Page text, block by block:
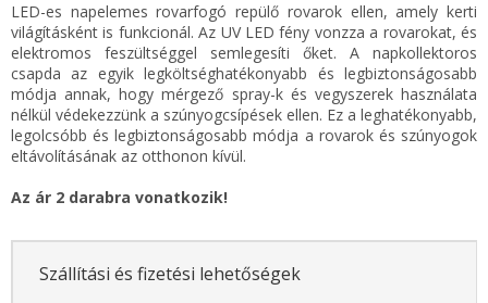
LED-es napelemes rovarfogó repülő rovarok ellen, amely kerti
világításként is funkcionál. Az UV LED fény vonzza a rovarokat, és
elektromos feszültséggel semlegesíti őket. A napkollektoros
csapda az egyik legköltséghatékonyabb és legbiztonságosabb
módja annak, hogy mérgező spray-k és vegyszerek használata
nélkül védekezzünk a szúnyogcsípések ellen. Ez a leghatékonyabb,
legolcsóbb és legbiztonságosabb módja a rovarok és szúnyogok
eltávolításának az otthonon kívül.
Az ár 2 darabra vonatkozik!
Szállítási és fizetési lehetőségek